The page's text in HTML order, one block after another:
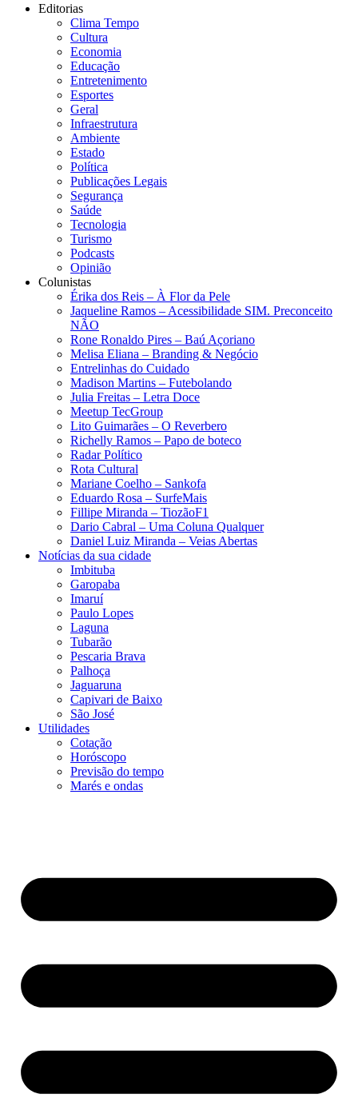
Editorias
Clima Tempo
Cultura
Economia
Educação
Entretenimento
Esportes
Geral
Infraestrutura
Ambiente
Estado
Política
Publicações Legais
Segurança
Saúde
Tecnologia
Turismo
Podcasts
Opinião
Colunistas
Érika dos Reis​ – À Flor da Pele
Jaqueline Ramos – Acessibilidade SIM. Preconceito
NÃO
Rone Ronaldo Pires – Baú Açoriano
Melisa Eliana – Branding & Negócio
Entrelinhas do Cuidado
Madison Martins – Futebolando
Julia Freitas​ – Letra Doce
Meetup TecGroup
Lito Guimarães – O Reverbero
Richelly Ramos​ – Papo de boteco
Radar Político
Rota Cultural
Mariane Coelho – Sankofa
Eduardo Rosa​ – SurfeMais
Fillipe Miranda – TiozãoF1
Dario Cabral – Uma Coluna Qualquer
Daniel Luiz Miranda – Veias Abertas
Notícias da sua cidade
Imbituba
Garopaba
Imaruí
Paulo Lopes
Laguna
Tubarão
Pescaria Brava
Palhoça
Jaguaruna
Capivari de Baixo
São José
Utilidades
Cotação
Horóscopo
Previsão do tempo
Marés e ondas